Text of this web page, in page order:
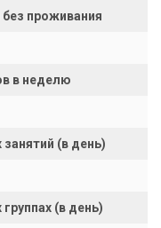
проживания
в неделю
(в день)
(в день)